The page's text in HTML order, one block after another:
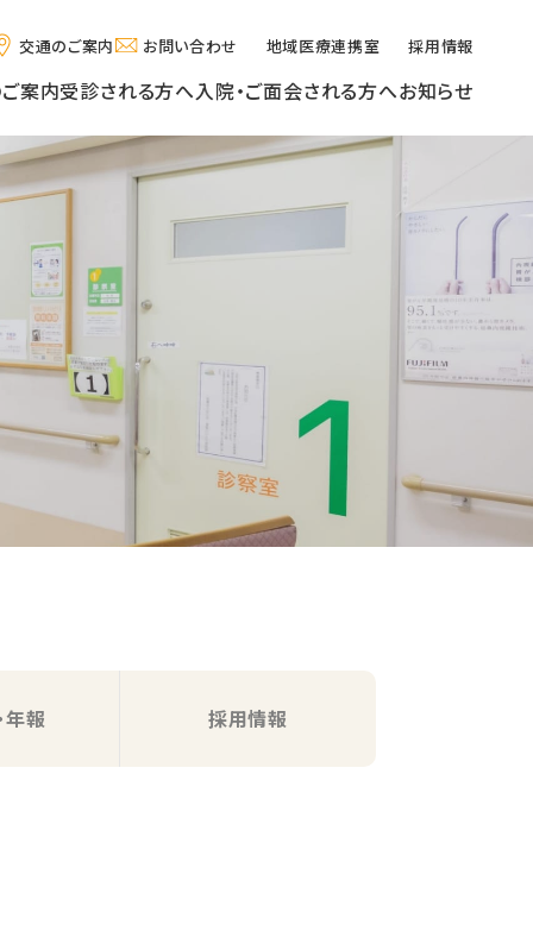
交通のご案内 お問い合わせ 地域医療連携室 採用情報
案内受診される方へ入院・ご面会される方へお知らせ
年報 採用情報